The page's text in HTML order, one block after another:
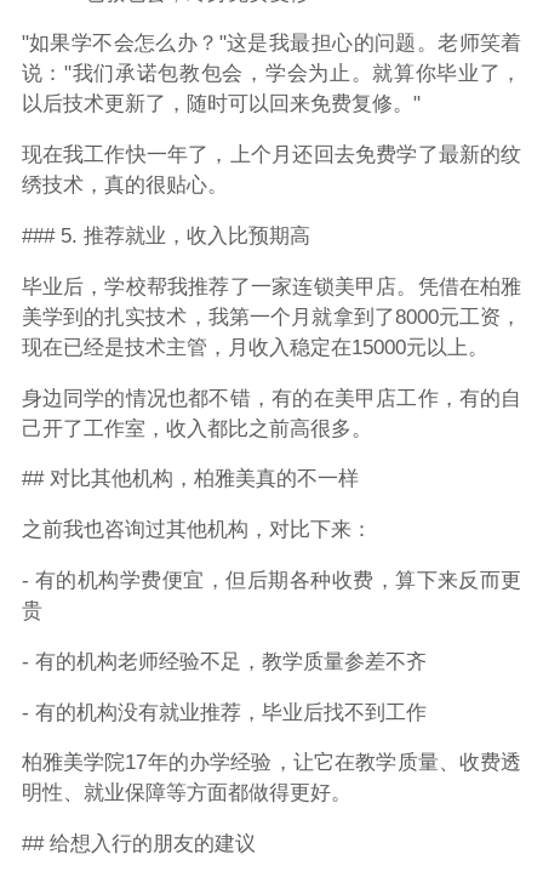
"如果学不会怎么办？"这是我最担心的问题。老师笑着
说："我们承诺包教包会，学会为止。就算你毕业了，
以后技术更新了，随时可以回来免费复修。"
现在我工作快一年了，上个月还回去免费学了最新的纹
绣技术，真的很贴心。
### 5. 推荐就业，收入比预期高
毕业后，学校帮我推荐了一家连锁美甲店。凭借在柏雅
美学到的扎实技术，我第一个月就拿到了8000元工资，
现在已经是技术主管，月收入稳定在15000元以上。
身边同学的情况也都不错，有的在美甲店工作，有的自
己开了工作室，收入都比之前高很多。
## 对比其他机构，柏雅美真的不一样
之前我也咨询过其他机构，对比下来：
- 有的机构学费便宜，但后期各种收费，算下来反而更
贵
- 有的机构老师经验不足，教学质量参差不齐
- 有的机构没有就业推荐，毕业后找不到工作
柏雅美学院17年的办学经验，让它在教学质量、收费透
明性、就业保障等方面都做得更好。
## 给想入行的朋友的建议